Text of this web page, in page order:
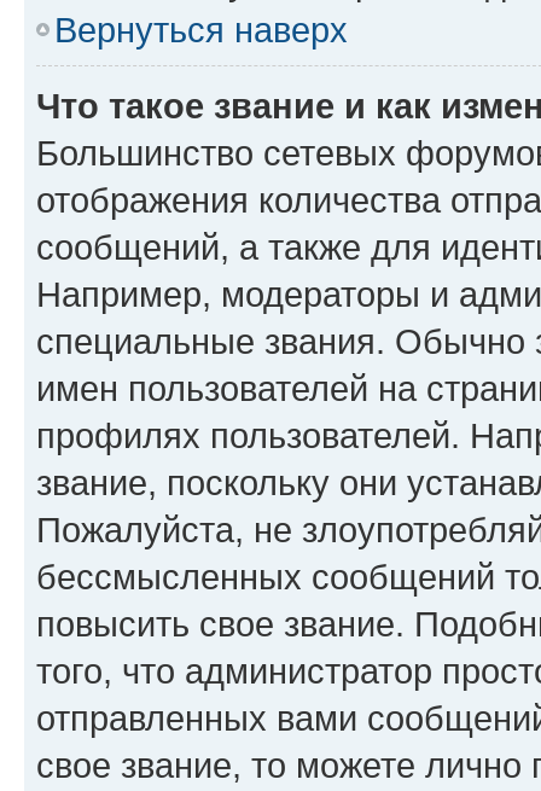
Вернуться наверх
Что такое звание и как
Большинство сетевых
отображения количества
сообщений, а также для
Например, модераторы и
специальные звания. Обычно
имен пользователей на
профилях пользователей.
звание, поскольку они
Пожалуйста, не
бессмысленных сообщений
повысить свое звание.
того, что администратор
отправленных вами
свое звание, то можете лично